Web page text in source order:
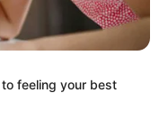
feeling your best